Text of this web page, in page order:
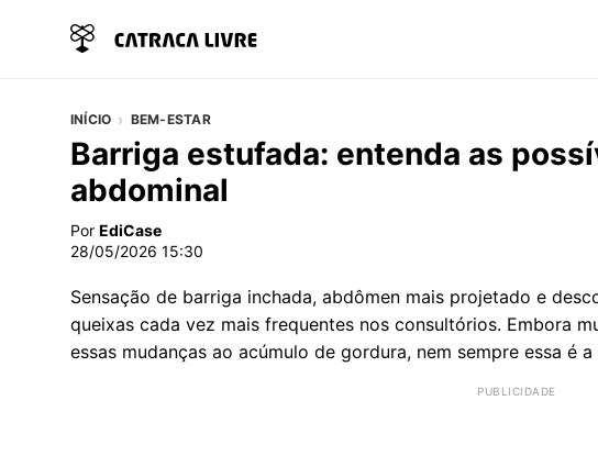
INÍCIO BEM-ESTAR
Barriga estufada: entenda as
abdominal
Por EdiCase
28/05/2026 15:30
Sensação de barriga inchada, abdômen mais projetado e
queixas cada vez mais frequentes nos consultórios. Embora
essas mudanças ao acúmulo de gordura, nem sempre essa é a